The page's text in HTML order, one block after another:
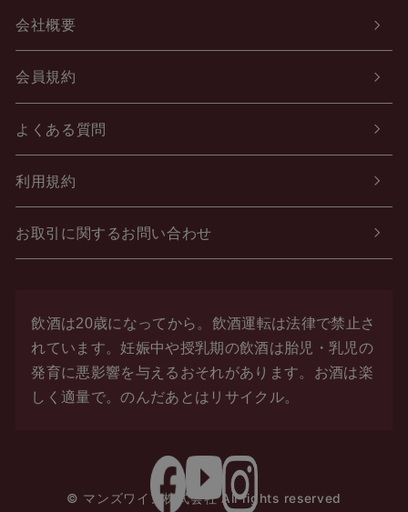
会社概要
会員規約
よくある質問
利用規約
お取引に関するお問い合わせ
飲酒は20歳になってから。飲酒運転は法律で禁止さ
れています。妊娠中や授乳期の飲酒は胎児・乳児の
発育に悪影響を与えるおそれがあります。お酒は楽
しく適量で。のんだあとはリサイクル。
© マンズワイン株式会社 All rights reserved